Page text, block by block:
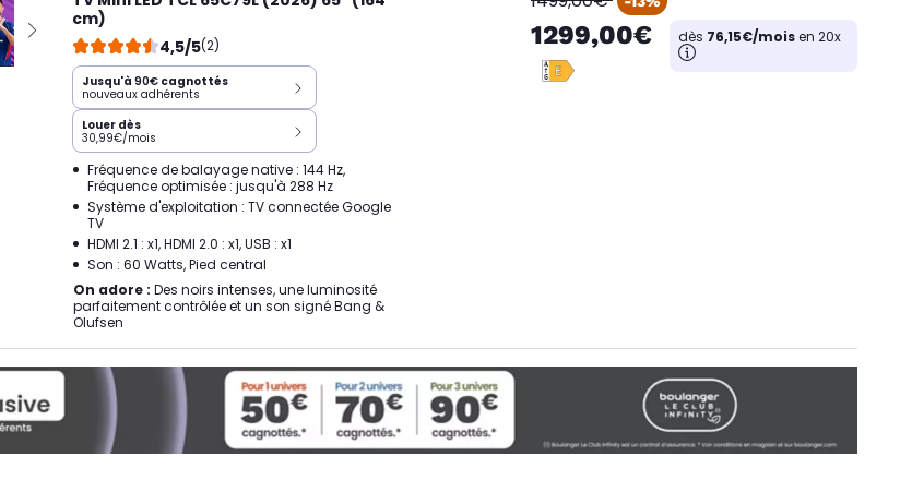
cm)
4,5/5(2)
Jusqu'à 90€ cagnottés
nouveaux adhérents
Louer dès
30,99€/mois
Fréquence de balayage native : 144 Hz,
Fréquence optimisée : jusqu'à 288 Hz
Système d'exploitation : TV connectée Google
TV
HDMI 2.1 : x1, HDMI 2.0 : x1, USB : x1
Son : 60 Watts, Pied central
On adore : Des noirs intenses, une luminosité
parfaitement contrôlée et un son signé Bang &
Olufsen
1299,00€ dès 76,15€/moisen 20x